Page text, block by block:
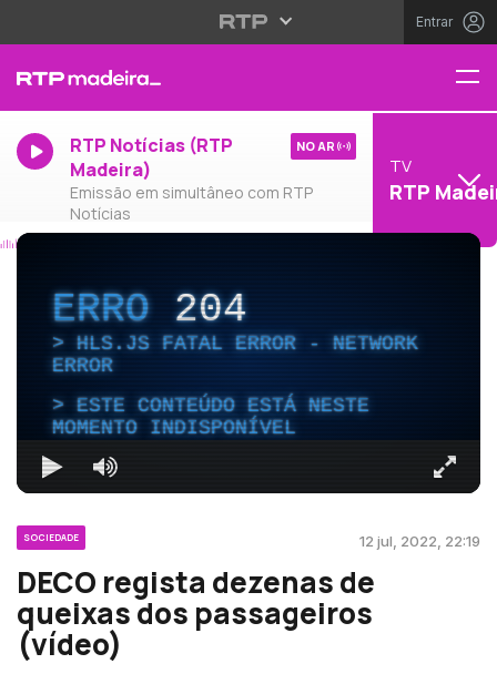
Entrar
RTP Notícias (RTP
Madeira)
Emissão em simultâneo com RTP
Notícias
NO AR
TV
RTP
ERRO204
HLS.JS FATAL ERROR - NETWORK
ERROR
ESTE CONTEÚDO ESTÁ NESTE
MOMENTO INDISPONÍVEL
SOCIEDADE 12 jul, 2022, 22:19
DECO regista dezenas de
queixas dos passageiros
(vídeo)